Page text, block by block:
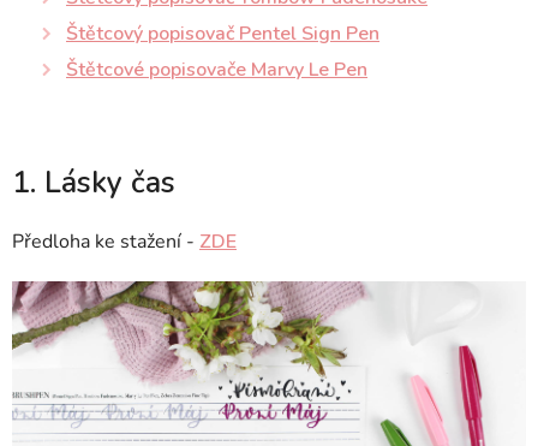
Štětcový popisovač Pentel Sign Pen
Štětcové popisovače Marvy Le Pen
1. Lásky čas
Předloha ke stažení - ZDE